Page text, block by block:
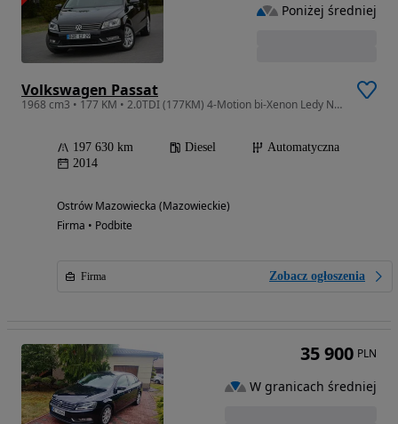
Volkswagen Passat
1968 cm3 • 177 KM • 2.0TDI (177KM) 4-Motion bi-Xenon Ledy Navi 2xParktronic Aso z Niemiec
197 630 km Diesel
Automatyczna
2014
Ostrów Mazowiecka (Mazowieckie)
Firma • Podbite
Firma Zobacz ogłoszenia
Poniżej średniej
35 900 PLN
W granicach średniej